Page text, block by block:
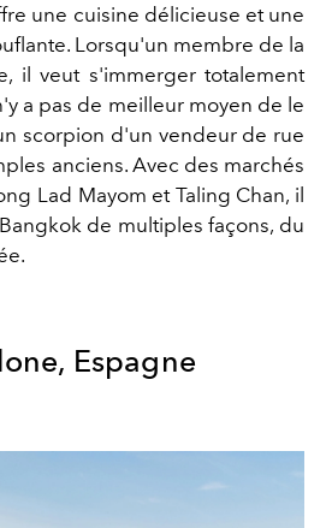
une cuisine délicieuse et une
Lorsqu'un membre de la
il veut s'immerger totalement
a pas de meilleur moyen de le
scorpion d'un vendeur de rue
anciens. Avec des marchés
Lad Mayom et Taling Chan, il
de multiples façons, du
Espagne